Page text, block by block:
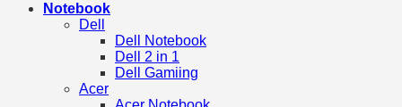
Notebook
Dell
Dell Notebook
Dell 2 in 1
Dell Gamiing
Acer